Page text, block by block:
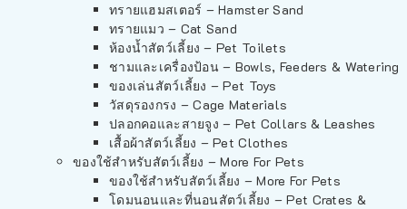
ทรายแฮมสเตอร์ – Hamster Sand
ทรายแมว – Cat Sand
ห้องน้ำสัตว์เลี้ยง – Pet Toilets
ชามและเครื่องป้อน – Bowls, Feeders & Watering
ของเล่นสัตว์เลี้ยง – Pet Toys
วัสดุรองกรง – Cage Materials
ปลอกคอและสายจูง – Pet Collars & Leashes
เสื้อผ้าสัตว์เลี้ยง – Pet Clothes
ของใช้สำหรับสัตว์เลี้ยง – More For Pets
ของใช้สำหรับสัตว์เลี้ยง – More For Pets
โดมนอนและที่นอนสัตว์เลี้ยง – Pet Crates &